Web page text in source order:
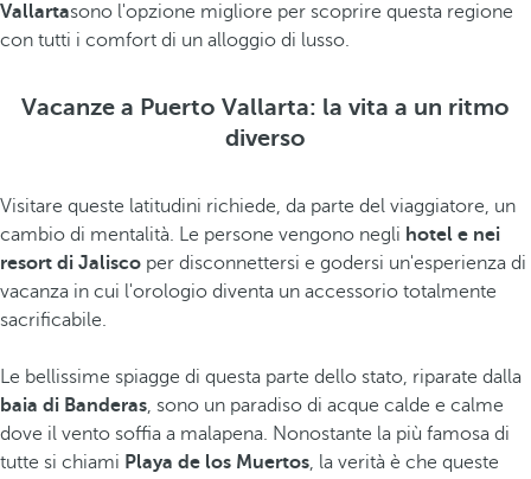
Vallartasono l'opzione migliore per scoprire questa regione
con tutti i comfort di un alloggio di lusso.
Vacanze a Puerto Vallarta: la vita a un ritmo
diverso
Visitare queste latitudini richiede, da parte del viaggiatore, un
cambio di mentalità. Le persone vengono negli hotel e nei
resort di Jalisco per disconnettersi e godersi un'esperienza di
vacanza in cui l'orologio diventa un accessorio totalmente
sacrificabile.
Le bellissime spiagge di questa parte dello stato, riparate dalla
baia di Banderas, sono un paradiso di acque calde e calme
dove il vento soffia a malapena. Nonostante la più famosa di
tutte si chiami Playa de los Muertos, la verità è che queste